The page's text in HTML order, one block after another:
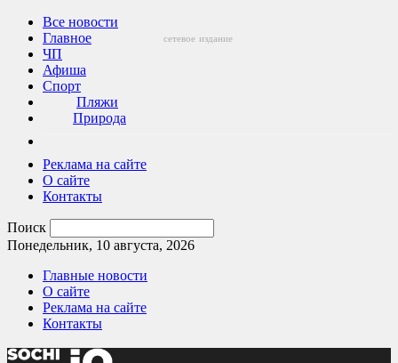
Все новости
Главное
ЧП
Афиша
Спорт
Пляжи
Природа
Реклама на сайте
О сайте
Контакты
Поиск
Понедельник, 10 августа, 2026
Главные новости
О сайте
Реклама на сайте
Контакты
сетевое издание